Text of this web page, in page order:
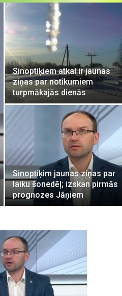
Sinoptiķiem atkal ir jaunas
ziņas par notikumiem
turpmākajās dienās
Sinoptiķim jaunas ziņas par
laiku šonedēļ; izskan pirmās
prognozes Jāņiem